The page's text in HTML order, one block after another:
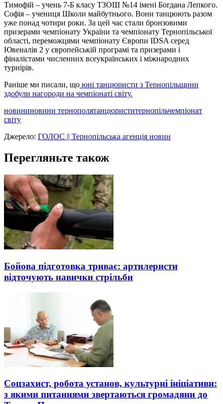
Тимофій – учень 7-Б класу ТЗОШ №14 імені Богдана Лепкого.
Софія – учениця Школи майбутнього. Вони танцюють разом
уже понад чотири роки. За цей час стали бронзовими
призерами чемпіонату України та чемпіонату Тернопільської
області, переможцями чемпіонату Європи IDSA серед
Ювеналів 2 у європейській програмі та призерами і
фіналістами численних всеукраїнських і міжнародних
турнірів.
Раніше ми писали, що юні танцюристи з Тернопільщини
здобули нагороди на чемпіонаті світу.
новининовини тернополятанцюриститернопільчемпіонат
світу
Джерело: ГОЛОС || Тернопільська агенція новин
Перегляньте також
Бойова підготовка триває: артилеристи
відточують навички стрільби
Соцзахист, робота установ, культурні ініціативи:
з якими питаннями звертаються громадяни до